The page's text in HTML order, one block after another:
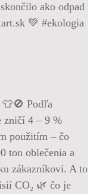
Podľa
zničí 4 – 9 %
použitím – čo
ton oblečenia a
zákazníkovi. A to
CO₂ 🌿 čo je